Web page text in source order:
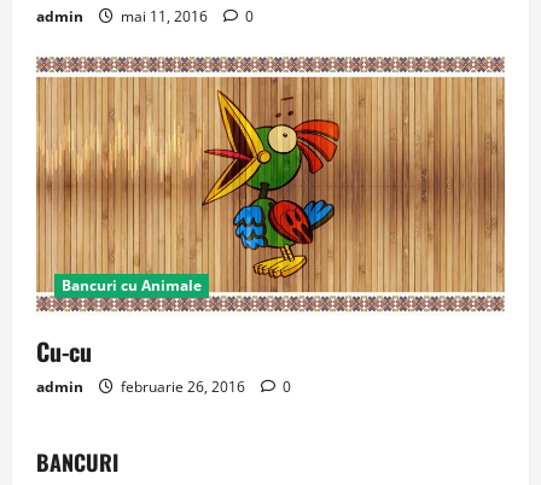
admin mai 11, 2016 0
Bancuri cu Animale
Cu-cu
admin februarie 26, 2016 0
BANCURI